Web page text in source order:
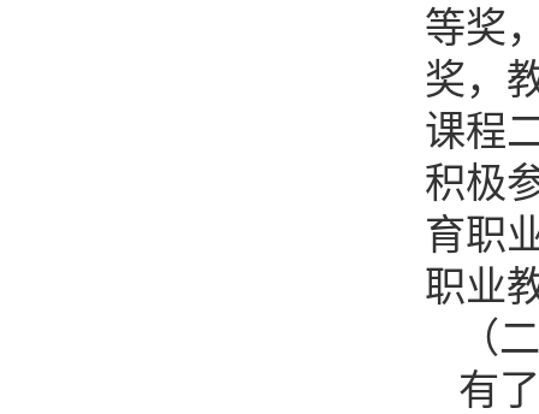
等奖
奖，
课程
积极
育职
职业
（
有